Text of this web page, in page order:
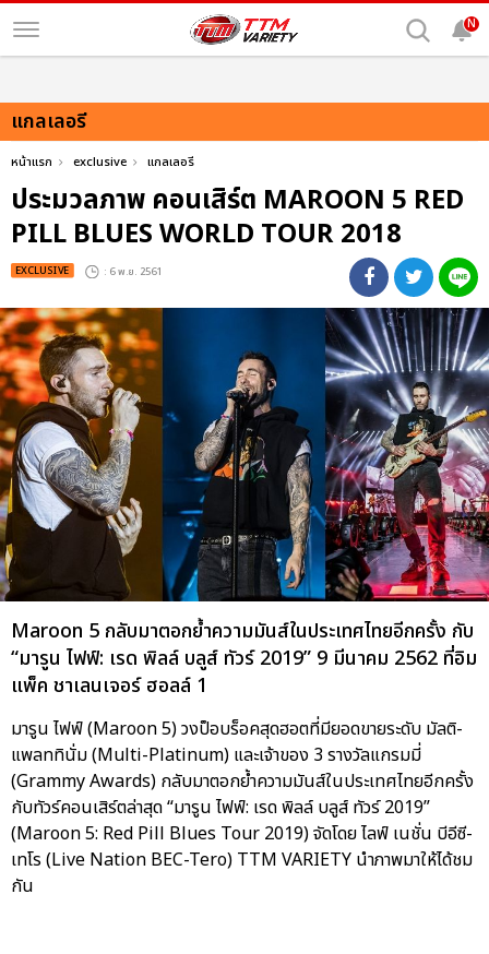
N
แกลเลอรี
หน้าแรก exclusive แกลเลอรี
ประมวลภาพ คอนเสิร์ต MAROON 5 RED
PILL BLUES WORLD TOUR 2018
EXCLUSIVE : 6 พ.ย. 2561
Maroon 5 กลับมาตอกย้ำความมันส์ในประเทศไทยอีกครั้ง กับ
“มารูน ไฟฟ์: เรด พิลล์ บลูส์ ทัวร์ 2019” 9 มีนาคม 2562 ที่อิม
แพ็ค ชาเลนเจอร์ ฮอลล์ 1
มารูน ไฟฟ์ (Maroon 5) วงป็อบร็อคสุดฮอตที่มียอดขายระดับ มัลติ-
แพลททินั่ม (Multi-Platinum) และเจ้าของ 3 รางวัลแกรมมี่
(Grammy Awards) กลับมาตอกย้ำความมันส์ในประเทศไทยอีกครั้ง
กับทัวร์คอนเสิร์ตล่าสุด “มารูน ไฟฟ์: เรด พิลล์ บลูส์ ทัวร์ 2019”
(Maroon 5: Red Pill Blues Tour 2019) จัดโดย ไลฟ์ เนชั่น บีอีซี-
เทโร (Live Nation BEC-Tero) TTM VARIETY นำภาพมาให้ได้ชม
กัน